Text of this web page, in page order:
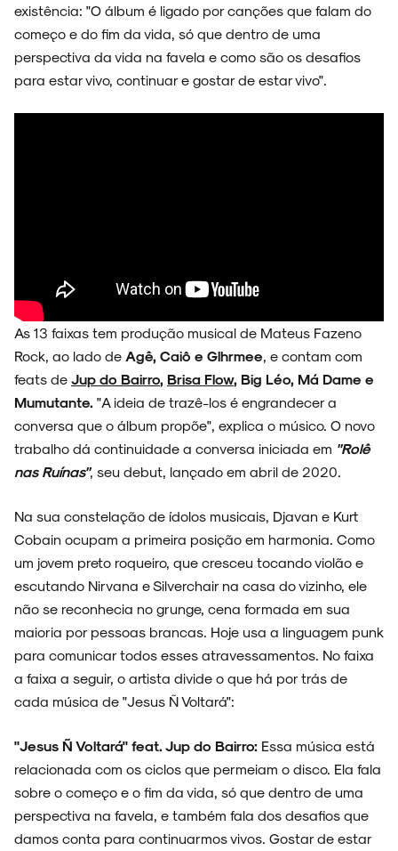
ARQUIVO
ENTREVISTAS
existência: "O álbum é ligado por canções que falam do
começo e do fim da vida, só que dentro de uma
perspectiva da vida na favela e como são os desafios
para estar vivo, continuar e gostar de estar vivo".
As 13 faixas tem produção musical de Mateus Fazeno
Rock, ao lado de Agê, Caiô e Glhrmee, e contam com
feats de Jup do Bairro, Brisa Flow, Big Léo, Má Dame e
Mumutante. "A ideia de trazê-los é engrandecer a
conversa que o álbum propõe", explica o músico. O novo
trabalho dá continuidade a conversa iniciada em "Rolê
nas Ruínas", seu debut, lançado em abril de 2020.
Na sua constelação de ídolos musicais, Djavan e Kurt
Cobain ocupam a primeira posição em harmonia. Como
um jovem preto roqueiro, que cresceu tocando violão e
escutando Nirvana e Silverchair na casa do vizinho, ele
não se reconhecia no grunge, cena formada em sua
maioria por pessoas brancas. Hoje usa a linguagem punk
para comunicar todos esses atravessamentos. No faixa
a faixa a seguir, o artista divide o que há por trás de
cada música de "Jesus Ñ Voltará":
"Jesus Ñ Voltará" feat. Jup do Bairro: Essa música está
relacionada com os ciclos que permeiam o disco. Ela fala
sobre o começo e o fim da vida, só que dentro de uma
perspectiva na favela, e também fala dos desafios que
damos conta para continuarmos vivos. Gostar de estar